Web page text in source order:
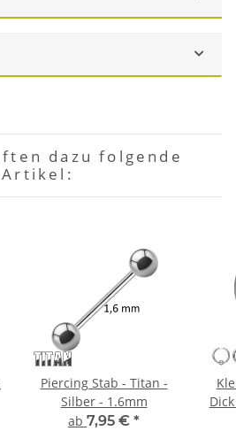
dazu folgende
Artikel:
Piercing Stab - Titan -
Silber - 1.6mm
ab 7,95 € *